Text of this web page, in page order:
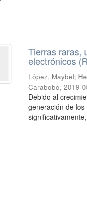
Tierras raras,
electrónicos
López, Maybel;
Carabobo,2019-
Debido al
generación de